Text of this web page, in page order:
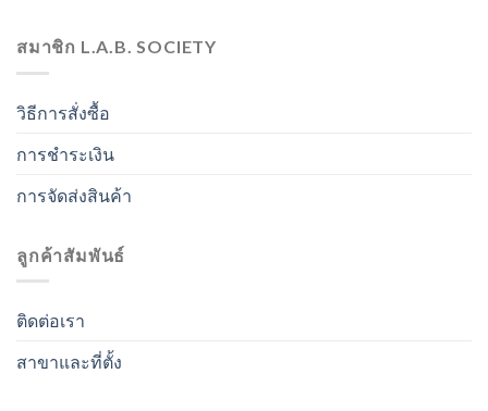
สมาชิก L.A.B. SOCIETY
วิธีการสั่งซื้อ
การชำระเงิน
การจัดส่งสินค้า
ลูกค้าสัมพันธ์
ติดต่อเรา
สาขาและที่ตั้ง